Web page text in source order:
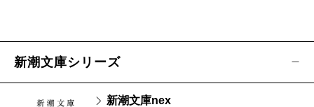
新潮文庫シリーズ
新潮文庫nex